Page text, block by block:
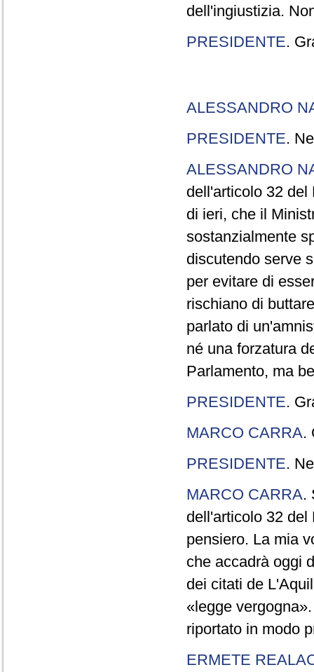
dell'ingiustizia.
PRESIDENTE.
ALESSANDRO
PRESIDENTE.
ALESSANDRO
dell'articolo 32 del
di ieri, che il
sostanzialmente
discutendo serve
per evitare di
rischiano di
parlato di
né una forzatura
Parlamento, ma
PRESIDENTE.
MARCO CARRA.
PRESIDENTE.
MARCO CARRA.
dell'articolo 32 del
pensiero. La mia
che accadrà oggi
dei citati de
«legge
riportato in modo
ERMETE